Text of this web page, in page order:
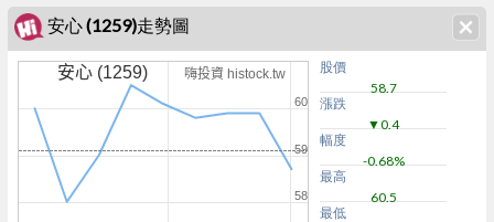
安心 (1259)走勢圖
安心 (1259) 嗨投資 histock.tw
58
59
60
股價
58.7
漲跌
▼0.4
幅度
-0.68%
最高
60.5
最低